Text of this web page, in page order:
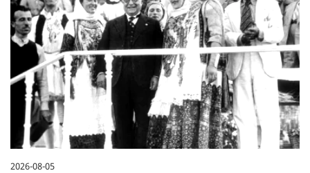
2026-08-05